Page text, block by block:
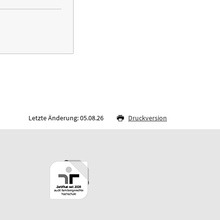
Letzte Änderung: 05.08.26 Druckversion